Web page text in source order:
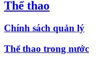
Thể thao
Chính sách quản lý
Thể thao trong nước